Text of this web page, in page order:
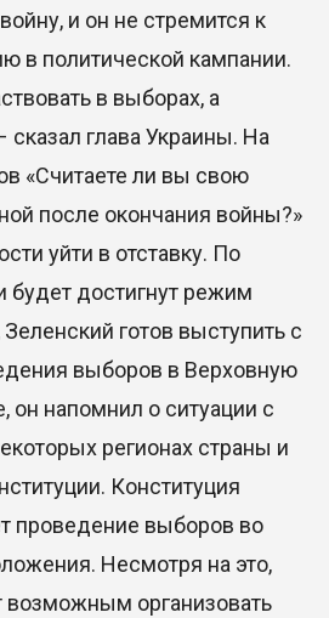
и он не стремится к
в политической кампании.
в выборах, а
сказал глава Украины. На
«Считаете ли вы свою
после окончания войны?»
уйти в отставку. По
будет достигнут режим
готов выступить с
выборов в Верховную
он напомнил о ситуации с
регионах страны и
Конституция
проведение выборов во
Несмотря на это,
возможным организовать